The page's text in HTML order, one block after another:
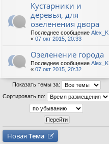
Кустарники и
деревья, для
озеленения двора
Последнее сообщение Alex_K
« 07 окт 2015, 20:33
Озеленение города
Последнее сообщение Alex_K
« 07 окт 2015, 20:32
Показать темы за:
Сортировать по:
Новая Тема